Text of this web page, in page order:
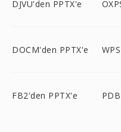
DJVU'den PPTX'e
DOCM'den PPTX'e
FB2'den PPTX'e